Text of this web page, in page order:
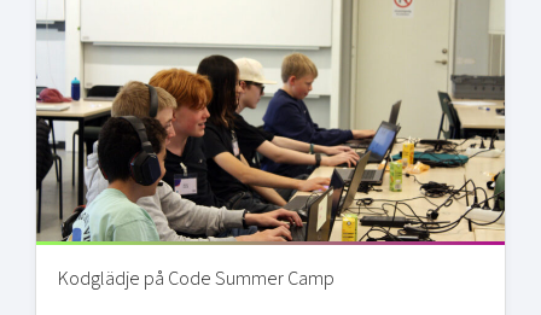
Kodglädje på Code Summer Camp